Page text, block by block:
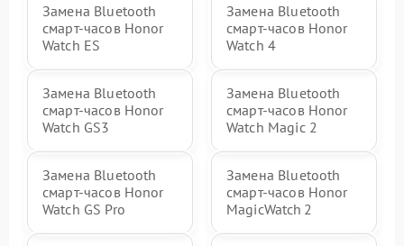
Замена Bluetooth
смарт-часов Honor
Watch ES
Замена Bluetooth
смарт-часов Honor
Watch 4
Замена Bluetooth
смарт-часов Honor
Watch GS3
Замена Bluetooth
смарт-часов Honor
Watch Magic 2
Замена Bluetooth
смарт-часов Honor
Watch GS Pro
Замена Bluetooth
смарт-часов Honor
MagicWatch 2